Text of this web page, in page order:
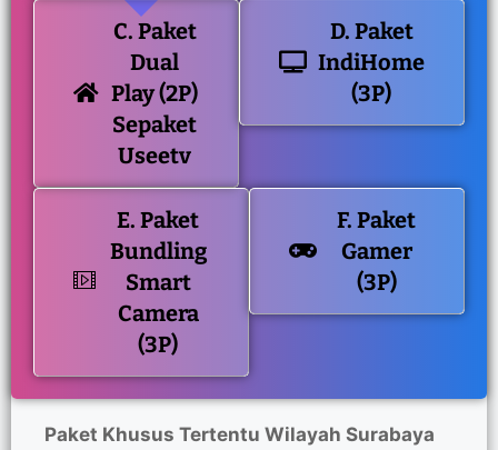
C. Paket
Dual
Play (2P)
Sepaket
Useetv
D. Paket
IndiHome
(3P)
E. Paket
Bundling
Smart
Camera
(3P)
F. Paket
Gamer
(3P)
Paket Khusus Tertentu Wilayah Surabaya